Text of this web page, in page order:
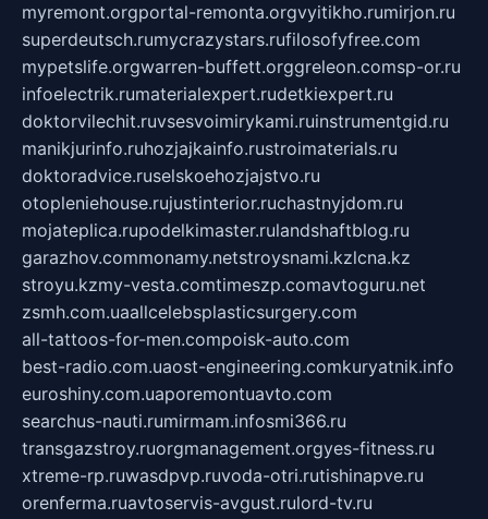
myremont.orgportal-remonta.orgvyitikho.rumirjon.ru
superdeutsch.rumycrazystars.rufilosofyfree.com
mypetslife.orgwarren-buffett.orggreleon.comsp-or.ru
infoelectrik.rumaterialexpert.rudetkiexpert.ru
doktorvilechit.ruvsesvoimirykami.ruinstrumentgid.ru
manikjurinfo.ruhozjajkainfo.rustroimaterials.ru
doktoradvice.ruselskoehozjajstvo.ru
otopleniehouse.rujustinterior.ruchastnyjdom.ru
mojateplica.rupodelkimaster.rulandshaftblog.ru
garazhov.commonamy.netstroysnami.kzlcna.kz
stroyu.kzmy-vesta.comtimeszp.comavtoguru.net
zsmh.com.uaallcelebsplasticsurgery.com
all-tattoos-for-men.compoisk-auto.com
best-radio.com.uaost-engineering.comkuryatnik.info
euroshiny.com.uaporemontuavto.com
searchus-nauti.rumirmam.infosmi366.ru
transgazstroy.ruorgmanagement.orgyes-fitness.ru
xtreme-rp.ruwasdpvp.ruvoda-otri.rutishinapve.ru
orenferma.ruavtoservis-avgust.rulord-tv.ru